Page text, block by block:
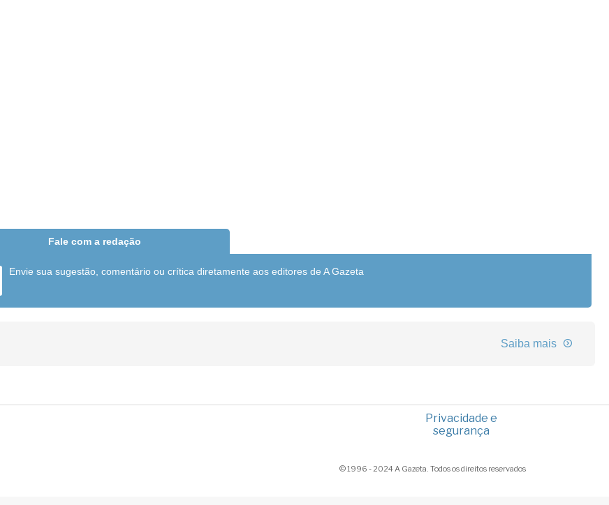
Fale com a redação
Envie sua sugestão, comentário ou crítica diretamente aos editores de A Gazeta
Saiba mais
Privacidade e
segurança
© 1996 - 2024 A Gazeta. Todos os direitos reservados